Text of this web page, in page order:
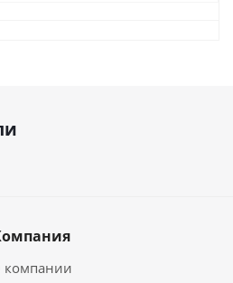
компании